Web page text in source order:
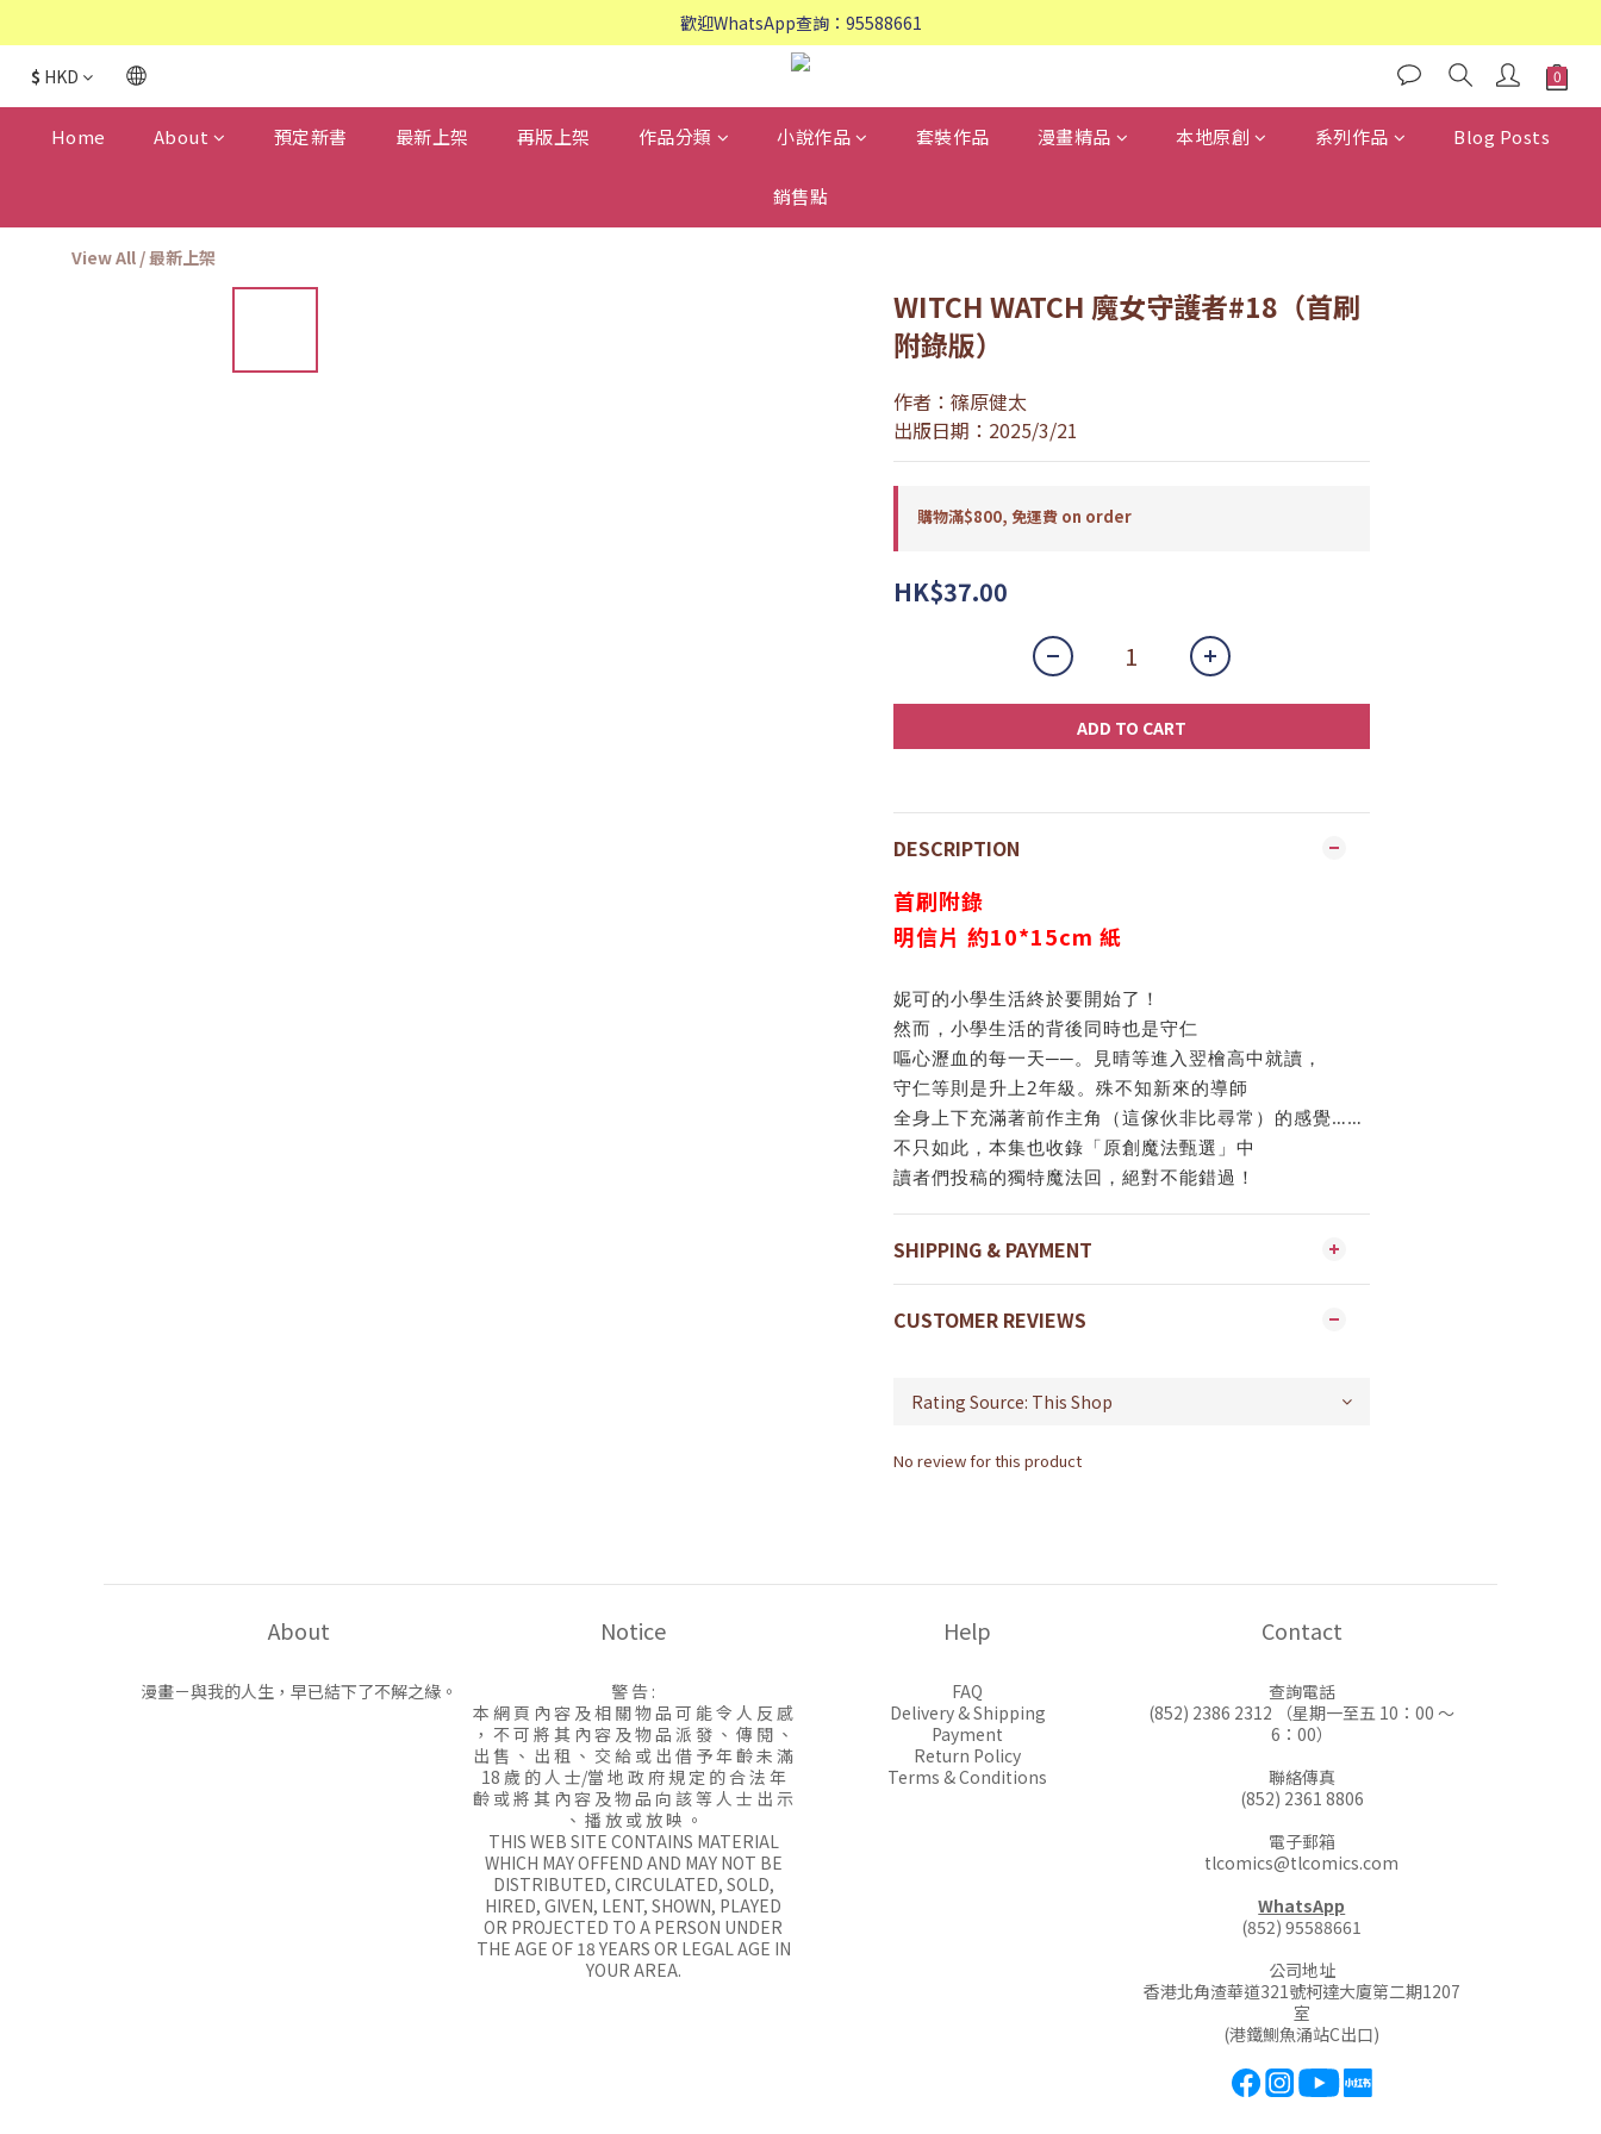
歡迎WhatsApp查詢：95588661
歡迎WhatsApp查詢：95588661
會員專享: 購物滿$800, 免運費
歡迎WhatsApp查詢：95588661
$ HKD
Home About 預定新書 最新上架 再版上架 作品分類 小說作品 套裝作品 漫畫精品 本地原創 系列作品 Blog Posts
銷售點
View All /最新上架
WITCH WATCH 魔女守護者#18（首刷
附錄版）
作者：篠原健太
出版日期：2025/3/21
購物滿$800, 免運費 on order
HK$37.00
ADD TO CART
DESCRIPTION
首刷附錄
明信片 約10*15cm 紙
妮可的小學生活終於要開始了！
然而，小學生活的背後同時也是守仁
嘔心瀝血的每一天──。見晴等進入翌檜高中就讀，
守仁等則是升上2年級。殊不知新來的導師
全身上下充滿著前作主角（這傢伙非比尋常）的感覺……
不只如此，本集也收錄「原創魔法甄選」中
讀者們投稿的獨特魔法回，絕對不能錯過！
SHIPPING & PAYMENT
CUSTOMER REVIEWS
No review for this product
About
漫畫－與我的人生，早已結下了不解之緣。
Notice
警 告 :
本 網 頁 內 容 及 相 關 物 品 可 能 令 人 反 感
， 不 可 將 其 內 容 及 物 品 派 發 、 傳 閱 、
出 售 、 出 租 、 交 給 或 出 借 予 年 齡 未 滿
18 歲 的 人 士/當 地 政 府 規 定 的 合 法 年
齡 或 將 其 內 容 及 物 品 向 該 等 人 士 出 示
、 播 放 或 放 映 。
THIS WEB SITE CONTAINS MATERIAL
WHICH MAY OFFEND AND MAY NOT BE
DISTRIBUTED, CIRCULATED, SOLD,
HIRED, GIVEN, LENT, SHOWN, PLAYED
OR PROJECTED TO A PERSON UNDER
THE AGE OF 18 YEARS OR LEGAL AGE IN
YOUR AREA.
Help
FAQ
Delivery & Shipping
Payment
Return Policy
Terms & Conditions
Contact
查詢電話
(852) 2386 2312 （星期一至五 10：00 ～
6：00）
聯絡傳真
(852) 2361 8806
電子郵箱
tlcomics@tlcomics.com
WhatsApp
(852) 95588661
公司地址
香港北角渣華道321號柯達大廈第二期1207
室
(港鐵鰂魚涌站C出口)